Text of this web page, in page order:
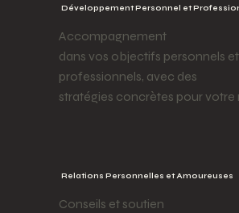
Développement Personnel et
Accompagnement
dans vos objectifs personnels et
professionnels, avec des
stratégies concrètes pour votre
Relations Personnelles et Amoureuses
Conseils et soutien